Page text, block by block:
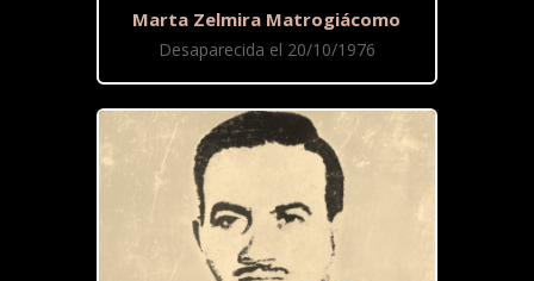
Marta Zelmira Matrogiácomo
Desaparecida el 20/10/1976